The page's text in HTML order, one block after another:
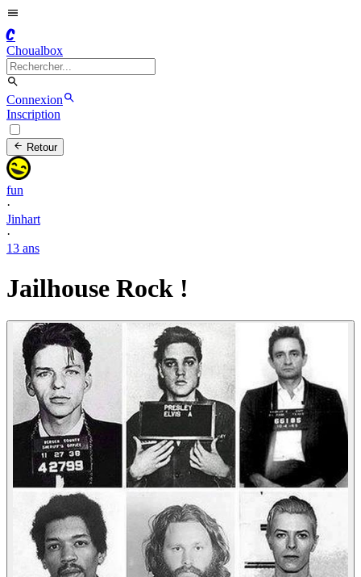
C
Choualbox
Connexion
Inscription
Retour
fun
·
Jinhart
·
13 ans
Jailhouse Rock !